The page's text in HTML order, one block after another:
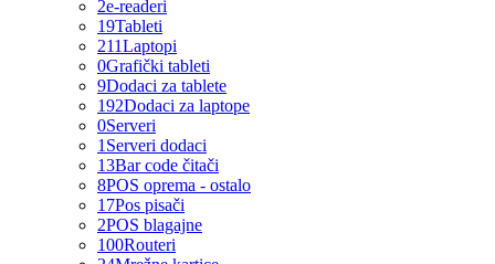
2e-readeri
19Tableti
211Laptopi
0Grafički tableti
9Dodaci za tablete
192Dodaci za laptope
0Serveri
1 Serveri dodaci
13Bar code čitači
8POS oprema - ostalo
17Pos pisači
2POS blagajne
100Routeri